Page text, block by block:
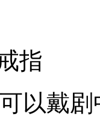
指
以戴剧